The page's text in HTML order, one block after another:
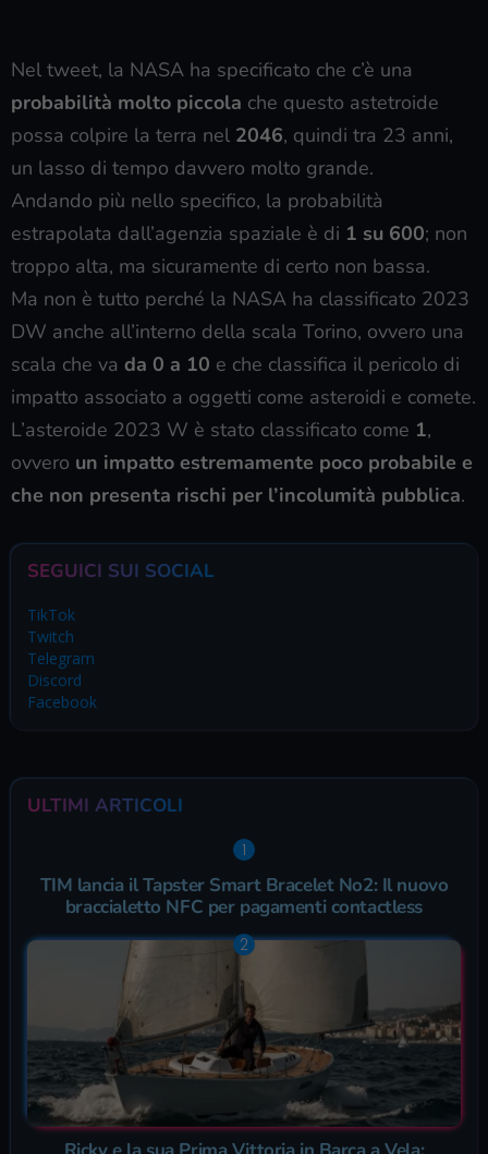
Nel tweet, la NASA ha specificato che c’è una
probabilità molto piccola che questo astetroide
possa colpire la terra nel 2046, quindi tra 23 anni,
un lasso di tempo davvero molto grande.
Andando più nello specifico, la probabilità
estrapolata dall’agenzia spaziale è di 1 su 600; non
troppo alta, ma sicuramente di certo non bassa.
Ma non è tutto perché la NASA ha classificato 2023
DW anche all’interno della scala Torino, ovvero una
scala che va da 0 a 10 e che classifica il pericolo di
impatto associato a oggetti come asteroidi e comete.
L’asteroide 2023 W è stato classificato come 1,
ovvero un impatto estremamente poco probabile e
che non presenta rischi per l’incolumità pubblica.
SEGUICI SUI SOCIAL
TikTok
Twitch
Telegram
Discord
Facebook
ULTIMI ARTICOLI
TIM lancia il Tapster Smart Bracelet No2: Il nuovo
braccialetto NFC per pagamenti contactless